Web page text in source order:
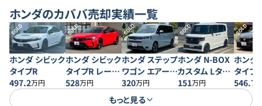
ホンダのカババ売却実績一覧
SOLD
ホンダ シビック
タイプR
497.2万円
SOLD
ホンダ シビック
タイプR レーシ
ングブラックパ
528万円
SOLD
ホンダ ステップ
ワゴン エアー
EX 4WD
320万円
SOLD
ホンダ N-BOX
カスタム Lター
ボ スタイル＋
151万円
SOLD
ホンダ
タイプ
ングブ
ッケー
546.7
もっと見る